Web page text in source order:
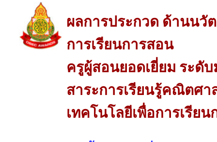
ผลการประกวด ด้านนวั
การเรียนการสอน
ครูผู้สอนยอดเยี่ยม ระดั
สาระการเรียนรู้คณิตศ
เทคโนโลยีเพื่อการเรีย